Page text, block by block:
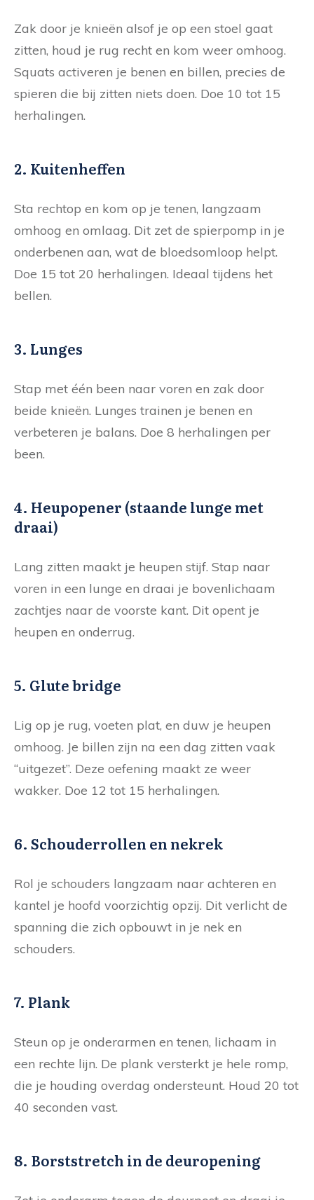
Zak door je knieën alsof je op een stoel gaat
zitten, houd je rug recht en kom weer omhoog.
Squats activeren je benen en billen, precies de
spieren die bij zitten niets doen. Doe 10 tot 15
herhalingen.
2. Kuitenheffen
Sta rechtop en kom op je tenen, langzaam
omhoog en omlaag. Dit zet de spierpomp in je
onderbenen aan, wat de bloedsomloop helpt.
Doe 15 tot 20 herhalingen. Ideaal tijdens het
bellen.
3. Lunges
Stap met één been naar voren en zak door
beide knieën. Lunges trainen je benen en
verbeteren je balans. Doe 8 herhalingen per
been.
4. Heupopener (staande lunge met
draai)
Lang zitten maakt je heupen stijf. Stap naar
voren in een lunge en draai je bovenlichaam
zachtjes naar de voorste kant. Dit opent je
heupen en onderrug.
5. Glute bridge
Lig op je rug, voeten plat, en duw je heupen
omhoog. Je billen zijn na een dag zitten vaak
“uitgezet”. Deze oefening maakt ze weer
wakker. Doe 12 tot 15 herhalingen.
6. Schouderrollen en nekrek
Rol je schouders langzaam naar achteren en
kantel je hoofd voorzichtig opzij. Dit verlicht de
spanning die zich opbouwt in je nek en
schouders.
7. Plank
Steun op je onderarmen en tenen, lichaam in
een rechte lijn. De plank versterkt je hele romp,
die je houding overdag ondersteunt. Houd 20 tot
40 seconden vast.
8. Borststretch in de deuropening